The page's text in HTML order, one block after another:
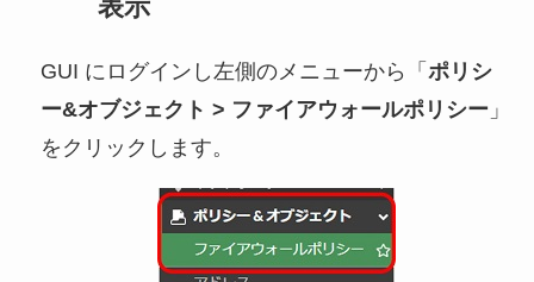
表示
GUI にログインし左側のメニューから「 ポリシ
ー&オブジェクト > ファイアウォールポリシー 」
をクリックします。